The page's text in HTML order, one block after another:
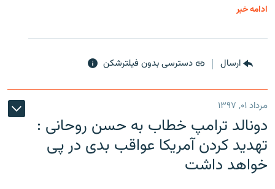
ادامه خبر
ارسال دسترسی بدون فیلترشکن
مرداد ۰۱, ۱۳۹۷
دونالد ترامپ خطاب به حسن روحانی :
تهدید کردن آمریکا عواقب بدی در پی
خواهد داشت